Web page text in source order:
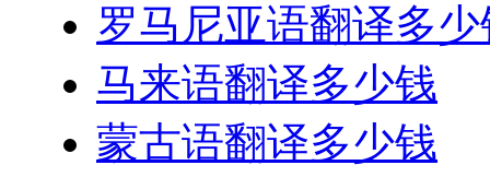
罗马尼亚语翻译多少
马来语翻译多少钱
蒙古语翻译多少钱